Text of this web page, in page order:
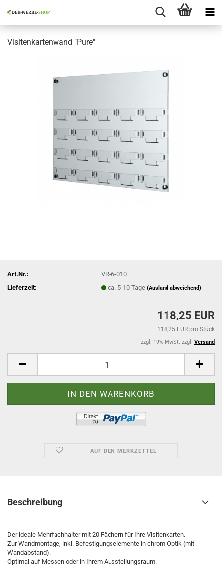
Visitenkartenwand "Pure"
Art.Nr.:
VR-6-010
Lieferzeit:
ca. 5-10 Tage(Ausland abweichend)
118,25 EUR
118,25 EUR pro Stück
zzgl. 19% MwSt. zzgl. Versand
AUF DEN MERKZETTEL
Beschreibung
Der ideale Mehrfachhalter mit 20 Fächern für Ihre Visitenkarten.
Zur Wandmontage, inkl. Befestigungselemente in chrom-Optik (mit
Wandabstand).
Optimal auf Messen oder in Ihrem Ausstellungsraum.